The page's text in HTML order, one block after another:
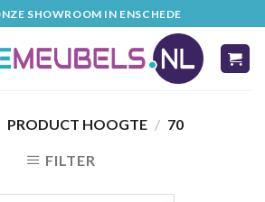
SHOWROOM IN ENSCHEDE
PRODUCT HOOGTE / 70
FILTER